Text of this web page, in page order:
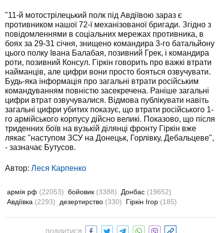
"11-й мотострілецький полк під Авдіївою зараз є
противником нашої 72-ї механізованої бригади. Згідно з
повідомленнями в соціальних мережах противника, в
боях за 29-31 січня, знищено командира 3-го батальйону
цього полку Івана Балабая, позивний Грек, і командира
роти, позивний Консул. Гіркін говорить про важкі втрати
найманців, але цифри вони просто бояться озвучувати.
Будь-яка інформація про загальні втрати російським
командуванням повністю засекречена. Раніше загальні
цифри втрат озвучувалися. Відмова публікувати навіть
загальні цифри убитих показує, що втрати російського 1-
го армійського корпусу дійсно великі. Показово, що після
триденних боїв на вузькій ділянці фронту Гіркін вже
лякає "наступом ЗСУ на Донецьк, Горлівку, Дебальцеве",
- зазначає Бутусов.
Автор: Леся Карпенко
армія рф (22053) бойовик (3388) Донбас (19652)
Авдіївка (2293) дезертирство (330) Гіркін Ігор (185)
ПОДІЛИТИСЯ: